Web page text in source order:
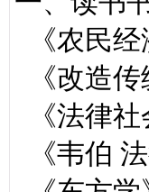
《农民
《改造
《法律
《韦伯